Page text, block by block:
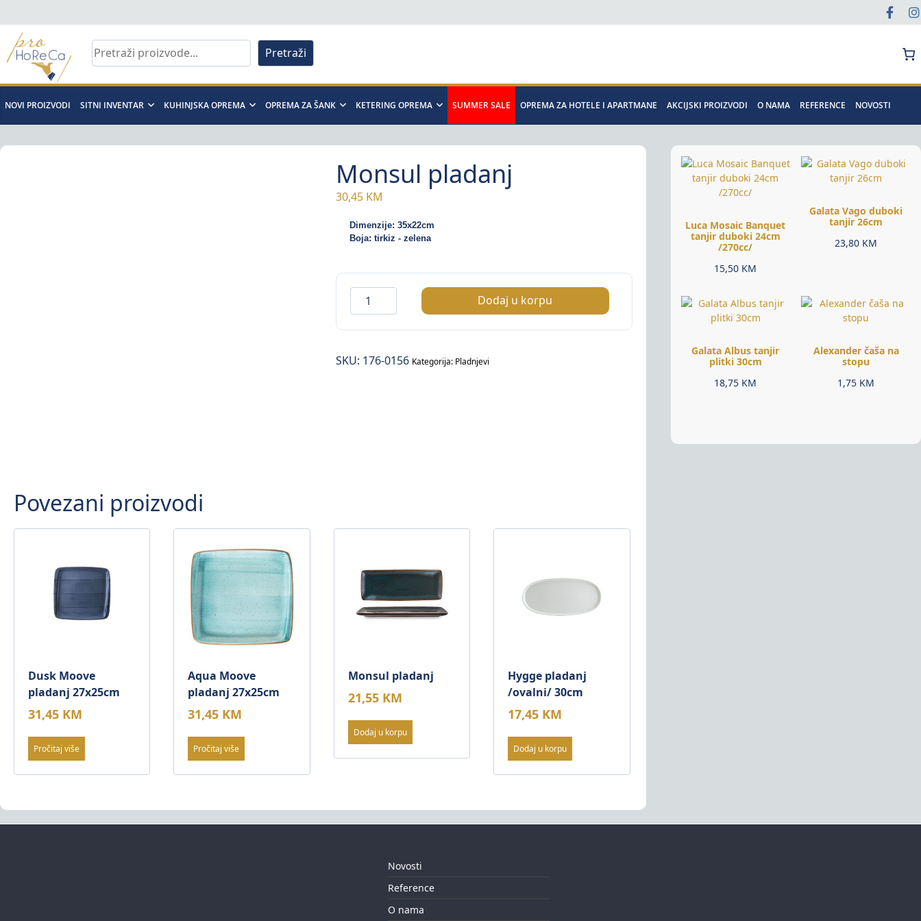
to
content
Pro
Horeca
d.o.o
Pretraži
NOVI PROIZVODI SITNI INVENTAR KUHINJSKA OPREMA OPREMA ZA ŠANK KETERING OPREMA SUMMER SALE OPREMA ZA HOTELE I APARTMANE AKCIJSKI PROIZVODI O NAMA REFERENCE NOVOSTI
Monsul pladanj
30,45 KM
Dimenzije: 35x22cm
Boja: tirkiz - zelena
Monsul
pladanj
količina
Dodaj u korpu
SKU: 176-0156 Kategorija: Pladnjevi
Povezani proizvodi
Dusk Moove
pladanj 27x25cm
31,45 KM
Pročitaj više
Aqua Moove
pladanj 27x25cm
31,45 KM
Pročitaj više
Monsul pladanj
21,55 KM
Dodaj u korpu
Hygge pladanj
/ovalni/ 30cm
17,45 KM
Dodaj u korpu
Luca Mosaic Banquet
tanjir duboki 24cm
/270cc/
15,50 KM
Galata Vago duboki
tanjir 26cm
23,80 KM
Galata Albus tanjir
plitki 30cm
18,75 KM
Alexander čaša na
stopu
1,75 KM
Novosti
Reference
O nama